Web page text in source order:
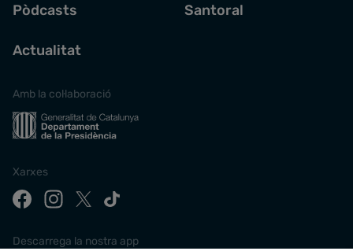
Pòdcasts
Actualitat
Santoral
Amb la col·laboració
Xarxes
Descarrega la nostra app